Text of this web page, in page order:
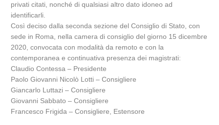
privati citati, nonché di qualsiasi altro dato idoneo ad
identificarli.
Così deciso dalla seconda sezione del Consiglio di Stato, con
sede in Roma, nella camera di consiglio del giorno 15 dicembre
2020, convocata con modalità da remoto e con la
contemporanea e continuativa presenza dei magistrati:
Claudio Contessa – Presidente
Paolo Giovanni Nicolò Lotti – Consigliere
Giancarlo Luttazi – Consigliere
Giovanni Sabbato – Consigliere
Francesco Frigida – Consigliere, Estensore